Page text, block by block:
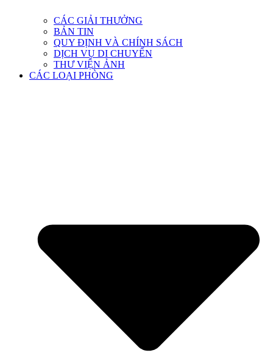
CÁC GIẢI THƯỞNG
BẢN TIN
QUY ĐỊNH VÀ CHÍNH SÁCH
DỊCH VỤ DI CHUYỂN
THƯ VIỆN ẢNH
CÁC LOẠI PHÒNG